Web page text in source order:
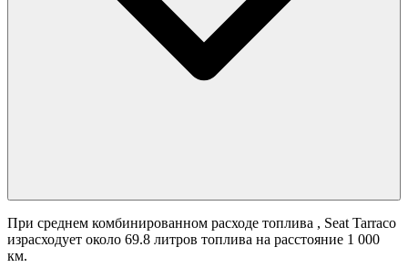
При среднем комбинированном расходе топлива , Seat Tarraco
израсходует около 69.8 литров топлива на расстояние 1 000
км.